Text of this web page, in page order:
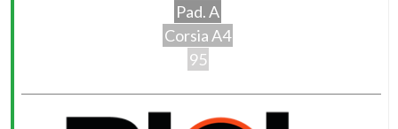
Pad. A
Corsia A4
95